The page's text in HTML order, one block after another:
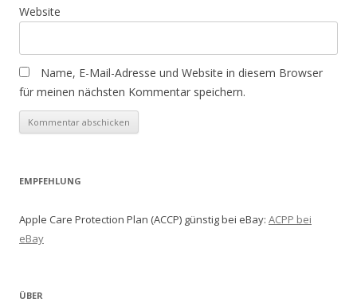
Website
Name, E-Mail-Adresse und Website in diesem Browser
für meinen nächsten Kommentar speichern.
EMPFEHLUNG
Apple Care Protection Plan (ACCP) günstig bei eBay: ACPP bei
eBay
ÜBER